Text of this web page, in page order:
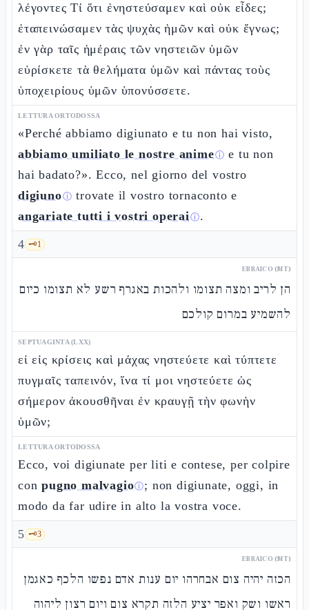
λέγοντες Τί ὅτι ἐνηστεύσαμεν καὶ οὐκ εἶδες;
ἐταπεινώσαμεν τὰς ψυχὰς ἡμῶν καὶ οὐκ ἔγνως;
ἐν γὰρ ταῖς ἡμέραις τῶν νηστειῶν ὑμῶν
εὑρίσκετε τὰ θελήματα ὑμῶν καὶ πάντας τοὺς
ὑποχειρίους ὑμῶν ὑπονύσσετε.
LETTURA ORTODOSSA
«Perché abbiamo digiunato e tu non hai visto,
abbiamo umiliato le nostre animeⓘ e tu non
hai badato?». Ecco, nel giorno del vostro
digiunoⓘ trovate il vostro tornaconto e
angariate tutti i vostri operaiⓘ.
4 🗝️1
EBRAICO (MT)
הן לריב ומצה תצומו ולהכות באגרף רשע לא תצומו כיום
להשמיע במרום קולכם
SEPTUAGINTA (LXX)
εἰ εἰς κρίσεις καὶ μάχας νηστεύετε καὶ τύπτετε
πυγμαῖς ταπεινόν, ἵνα τί μοι νηστεύετε ὡς
σήμερον ἀκουσθῆναι ἐν κραυγῇ τὴν φωνὴν
ὑμῶν;
LETTURA ORTODOSSA
Ecco, voi digiunate per liti e contese, per colpire
conpugno malvagioⓘ; non digiunate, oggi, in
modo da far udire in alto la vostra voce.
5 🗝️3
EBRAICO (MT)
הכזה יהיה צום אבחרהו יום ענות אדם נפשו הלכף כאגמן
ראשו ושק ואפר יציע הלזה תקרא צום ויום רצון ליהוה